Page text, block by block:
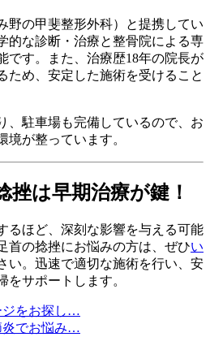
野の甲斐整形外科）と提携してい
的な診断・治療と整骨院による専
です。また、治療歴18年の院長が
ため、安定した施術を受けること
、駐車場も完備しているので、お
境が整っています。
挫は早期治療が鍵！
るほど、深刻な影響を与える可能
首の捻挫にお悩みの方は、ぜひい
い。迅速で適切な施術を行い、安
をサポートします。
ジをお探し…
炎でお悩み…